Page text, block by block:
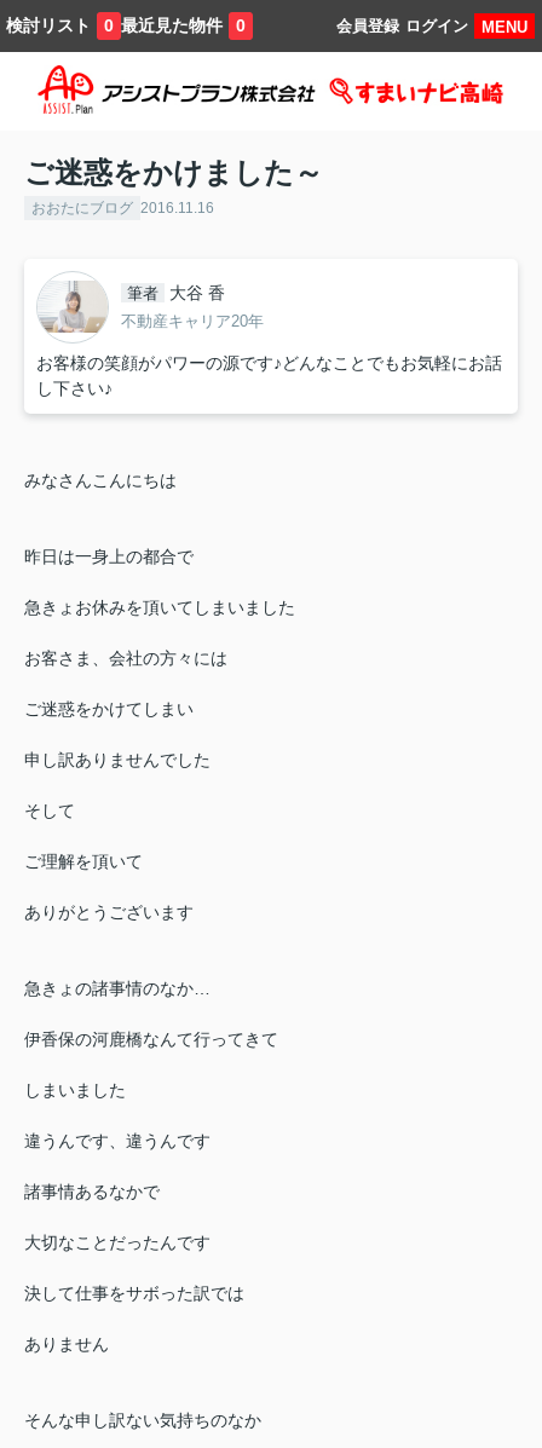
検討リスト 0 最近見た物件 0 MENU
ログイン
会員登録
ご迷惑をかけました～
おおたにブログ 2016.11.16
筆者 大谷 香
不動産キャリア20年
お客様の笑顔がパワーの源です♪どんなことでもお気軽にお話
し下さい♪
みなさんこんにちは
昨日は一身上の都合で
急きょお休みを頂いてしまいました
お客さま、会社の方々には
ご迷惑をかけてしまい
申し訳ありませんでした
そして
ご理解を頂いて
ありがとうございます
急きょの諸事情のなか…
伊香保の河鹿橋なんて行ってきて
しまいました
違うんです、違うんです
諸事情あるなかで
大切なことだったんです
決して仕事をサボった訳では
ありません
そんな申し訳ない気持ちのなか